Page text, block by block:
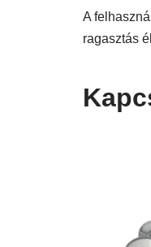
A
ragasztás